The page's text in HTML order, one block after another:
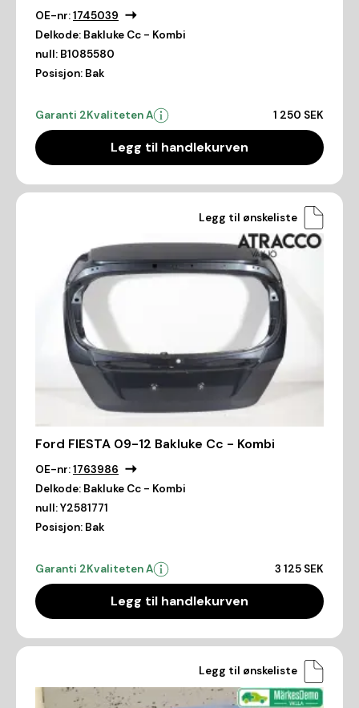
OE-nr:1745039
Delkode: Bakluke Cc - Kombi
null: B1085580
Posisjon: Bak
Garanti 2Kvaliteten A 1 250 SEK
Legg til handlekurven
Legg til ønskeliste
Ford FIESTA 09-12 Bakluke Cc - Kombi
OE-nr:1763986
Delkode: Bakluke Cc - Kombi
null:Y2581771
Posisjon: Bak
Garanti 2Kvaliteten A 3 125 SEK
Legg til handlekurven
Legg til ønskeliste